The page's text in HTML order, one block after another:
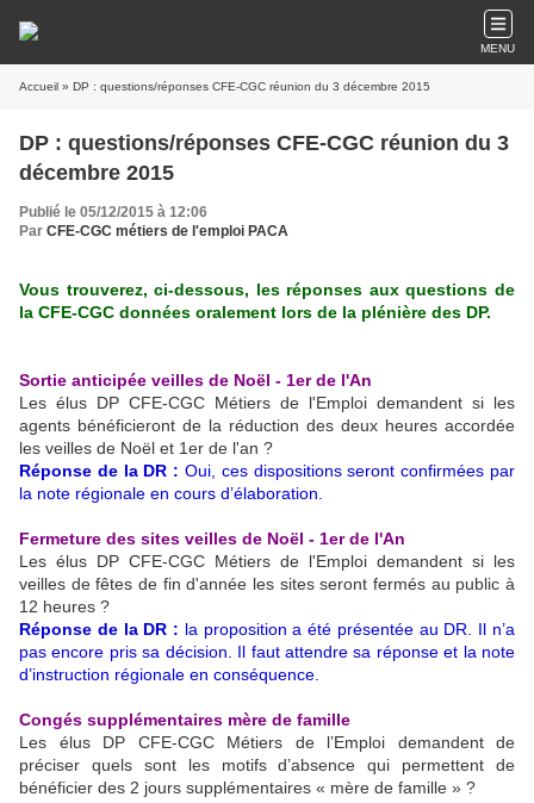
MENU
Accueil » DP : questions/réponses CFE-CGC réunion du 3 décembre 2015
DP : questions/réponses CFE-CGC réunion du 3
décembre 2015
Publié le 05/12/2015 à 12:06
Par CFE-CGC métiers de l'emploi PACA
Vous trouverez, ci-dessous, les réponses aux questions de
la CFE-CGC données oralement lors de la plénière des DP.
Sortie anticipée veilles de Noël - 1er de l'An
Les élus DP CFE-CGC Métiers de l'Emploi demandent si les
agents bénéficieront de la réduction des deux heures accordée
les veilles de Noël et 1er de l'an ?
Réponse de la DR : Oui, ces dispositions seront confirmées par
la note régionale en cours d’élaboration.
Fermeture des sites veilles de Noël - 1er de l'An
Les élus DP CFE-CGC Métiers de l'Emploi demandent si les
veilles de fêtes de fin d'année les sites seront fermés au public à
12 heures ?
Réponse de la DR : la proposition a été présentée au DR. Il n’a
pas encore pris sa décision. Il faut attendre sa réponse et la note
d’instruction régionale en conséquence.
Congés supplémentaires mère de famille
Les élus DP CFE-CGC Métiers de l’Emploi demandent de
préciser quels sont les motifs d’absence qui permettent de
bénéficier des 2 jours supplémentaires « mère de famille » ?